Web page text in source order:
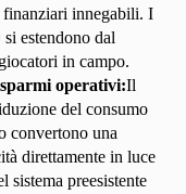
finanziari innegabili. I
estendono dal
in campo.
operativi:Il
del consumo
convertono una
direttamente in luce
sistema preesistente